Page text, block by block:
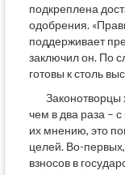
подкреплена
одобрения.
поддерживает
заключил он. По
готовы к столь
Законотворцы
чем в два раза –
их мнению, это
целей. Во-
взносов в